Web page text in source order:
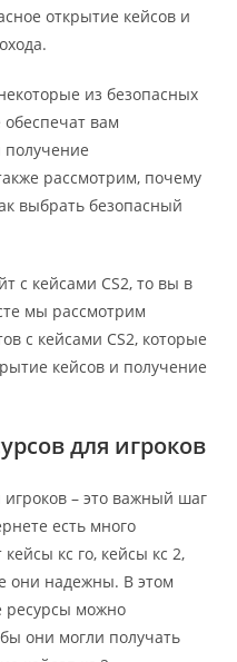
открытие кейсов и
из безопасных
обеспечат вам
получение
рассмотрим, почему
выбрать безопасный
с кейсами CS2, то вы в
мы рассмотрим
с кейсами CS2, которые
кейсов и получение
для игроков
– это важный шаг
есть много
кс го, кейсы кс 2,
они надежны. В этом
ресурсы можно
они могли получать